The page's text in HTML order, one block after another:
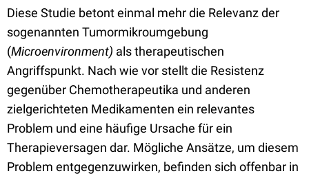
Diese Studie betont einmal mehr die Relevanz der
sogenannten Tumormikroumgebung
(Microenvironment) als therapeutischen
Angriffspunkt. Nach wie vor stellt die Resistenz
gegenüber Chemotherapeutika und anderen
zielgerichteten Medikamenten ein relevantes
Problem und eine häufige Ursache für ein
Therapieversagen dar. Mögliche Ansätze, um diesem
Problem entgegenzuwirken, befinden sich offenbar in